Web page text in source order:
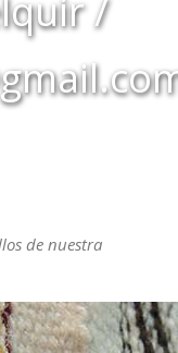
/
de nuestra